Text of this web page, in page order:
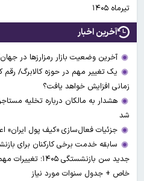
تیرماه ۱۴۰۵
آخرین اخبار
آخرین وضعیت بازار رمزارزها در جهان/ معاملات ۶
یک تغییر مهم در حوزه کالابرگ/ رقم
زمانی افزایش خواهد یافت؟
هشدار به مالکان درباره تخلیه
شد
جزئیات فعال‌سازی «کیف پول ایران»
سابقه خدمت برخی کارکنان برای
جدید سن بازنشستگی
خاص + جدول سنوات مورد نیاز